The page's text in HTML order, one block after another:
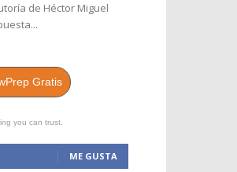
de Héctor Miguel
Gratis
you can trust.
ME GUSTA